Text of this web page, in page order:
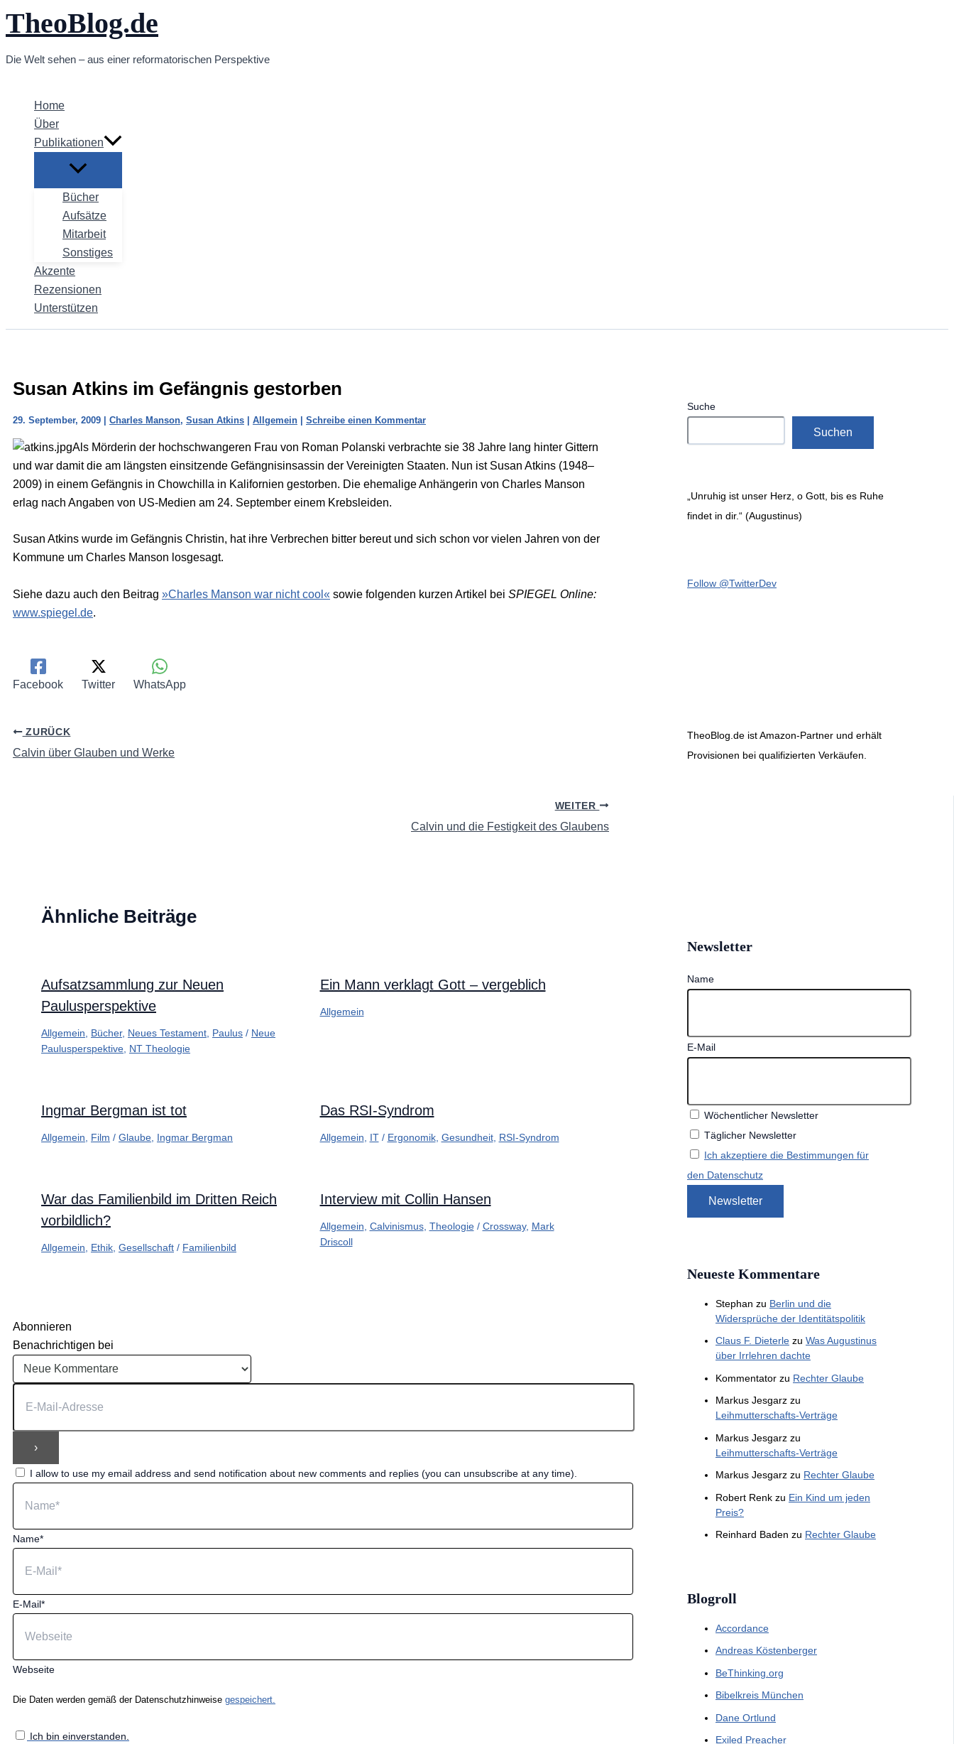
Zum
Inhalt
TheoBlog.de
Die Welt sehen – aus einer reformatorischen Perspektive
Home
Über
Publikationen
Bücher
Aufsätze
Mitarbeit
Sonstiges
Akzente
Rezensionen
Unterstützen
Susan Atkins im Gefängnis gestorben
29. September, 2009 | Charles Manson, Susan Atkins | Allgemein | Schreibe einen Kommentar
Als Mörderin der hochschwangeren Frau von Roman Polanski verbrachte sie 38 Jahre lang hinter Gittern
und war damit die am längsten einsitzende Gefängnisinsassin der Vereinigten Staaten. Nun ist Susan Atkins (1948–
2009) in einem Gefängnis in Chowchilla in Kalifornien gestorben. Die ehemalige Anhängerin von Charles Manson
erlag nach Angaben von US-Medien am 24. September einem Krebsleiden.
Susan Atkins wurde im Gefängnis Christin, hat ihre Verbrechen bitter bereut und sich schon vor vielen Jahren von der
Kommune um Charles Manson losgesagt.
Siehe dazu auch den Beitrag »Charles Manson war nicht cool« sowie folgenden kurzen Artikel bei SPIEGEL Online:
www.spiegel.de.
Facebook Twitter WhatsApp
ZURÜCK
Calvin über Glauben und Werke
WEITER
Calvin und die Festigkeit des Glaubens
Ähnliche Beiträge
Aufsatzsammlung zur Neuen
Paulusperspektive
Allgemein Bücher, Neues Testament Paulus / Neue
Paulusperspektive NT Theologie
Ein Mann verklagt Gott – vergeblich
Allgemein
Ingmar Bergman ist tot
Allgemein Film / Glaube Ingmar Bergman
Das RSI-Syndrom
Allgemein IT/ Ergonomik, Gesundheit, RSI-Syndrom
War das Familienbild im Dritten Reich
vorbildlich?
Allgemein Ethik Gesellschaft / Familienbild
Interview mit Collin Hansen
Allgemein Calvinismus, Theologie/ Crossway, Mark
Driscoll
Abonnieren
Benachrichtigen bei
I allow to use my email address and send notification about new comments and replies (you can unsubscribe at any time).
Name*
E-Mail*
Webseite
Die Daten werden gemäß der Datenschutzhinweise gespeichert.
Ich bin einverstanden.
Suche
Suchen
„Unruhig ist unser Herz, o Gott, bis es Ruhe
findet in dir.“ (Augustinus)
Follow @TwitterDev
TheoBlog.de ist Amazon-Partner und erhält
Provisionen bei qualifizierten Verkäufen.
Newsletter
Name
E-Mail
Wöchentlicher Newsletter
Täglicher Newsletter
Ich akzeptiere die Bestimmungen für
den Datenschutz
Neueste Kommentare
Stephan zu Berlin und die
Widersprüche der Identitätspolitik
Claus F. Dieterle zu Was Augustinus
über Irrlehren dachte
Kommentator zu Rechter Glaube
Markus Jesgarz zu
Leihmutterschafts-Verträge
Markus Jesgarz zu
Leihmutterschafts-Verträge
Markus Jesgarz zu Rechter Glaube
Robert Renk zu Ein Kind um jeden
Preis?
Reinhard Baden zu Rechter Glaube
Blogroll
Accordance
Andreas Köstenberger
BeThinking.org
Bibelkreis München
Dane Ortlund
Exiled Preacher